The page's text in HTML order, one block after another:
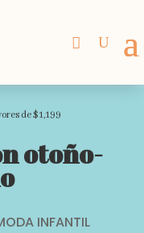
de $1,199
otoño-
INFANTIL